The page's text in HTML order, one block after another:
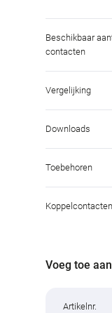
Beschikbaar
contacten
Vergelijking
Downloads
Toebehoren
Koppelcontacten
Voeg toe
Artikelnr.